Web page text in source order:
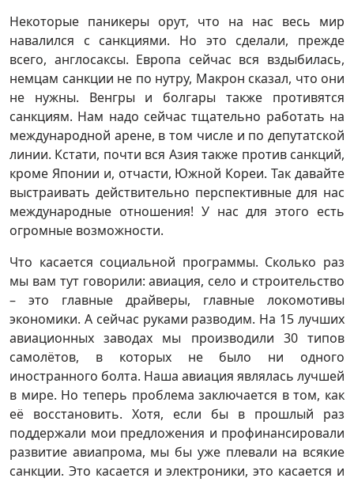
Некоторые паникеры орут, что на нас весь мир
навалился с санкциями. Но это сделали, прежде
всего, англосаксы. Европа сейчас вся вздыбилась,
немцам санкции не по нутру, Макрон сказал, что они
не нужны. Венгры и болгары также противятся
санкциям. Нам надо сейчас тщательно работать на
международной арене, в том числе и по депутатской
линии. Кстати, почти вся Азия также против санкций,
кроме Японии и, отчасти, Южной Кореи. Так давайте
выстраивать действительно перспективные для нас
международные отношения! У нас для этого есть
огромные возможности.
Что касается социальной программы. Сколько раз
мы вам тут говорили: авиация, село и строительство
– это главные драйверы, главные локомотивы
экономики. А сейчас руками разводим. На 15 лучших
авиационных заводах мы производили 30 типов
самолётов, в которых не было ни одного
иностранного болта. Наша авиация являлась лучшей
в мире. Но теперь проблема заключается в том, как
её восстановить. Хотя, если бы в прошлый раз
поддержали мои предложения и профинансировали
развитие авиапрома, мы бы уже плевали на всякие
санкции. Это касается и электроники, это касается и